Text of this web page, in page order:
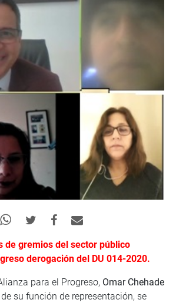
de gremios del sector público
derogación del DU 014-2020.
para el Progreso, Omar Chehade
su función de representación, se